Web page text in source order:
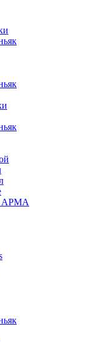
АРМА